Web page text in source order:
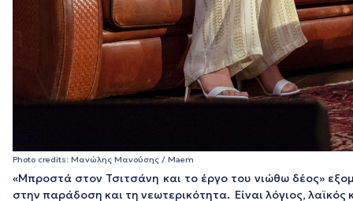
Photo credits: Μανώλης Μανούσης / Maem
«Μπροστά στον Τσιτσάνη και το έργο του νιώθω δέος»
στην παράδοση και τη νεωτερικότητα. Είναι λόγιος, λαϊκός